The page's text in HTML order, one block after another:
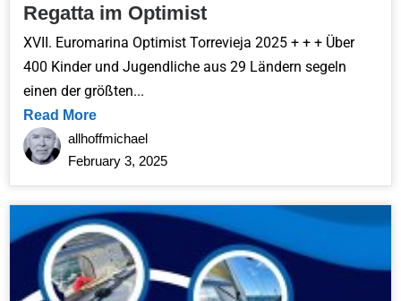
Regatta im Optimist
XVII. Euromarina Optimist Torrevieja 2025 + + + Über
400 Kinder und Jugendliche aus 29 Ländern segeln
einen der größten...
Read More
allhoffmichael
February 3, 2025